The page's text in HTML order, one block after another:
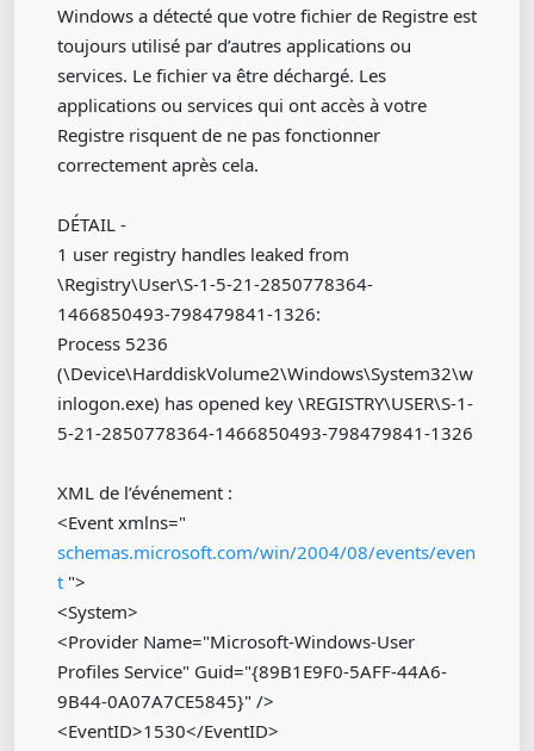
Windows a détecté que votre fichier de Registre est
toujours utilisé par d’autres applications ou
services. Le fichier va être déchargé. Les
applications ou services qui ont accès à votre
Registre risquent de ne pas fonctionner
correctement après cela.
DÉTAIL -
1 user registry handles leaked from
\Registry\User\S-1-5-21-2850778364-
1466850493-798479841-1326:
Process 5236
(\Device\HarddiskVolume2\Windows\System32\w
inlogon.exe) has opened key \REGISTRY\USER\S-1-
5-21-2850778364-1466850493-798479841-1326
XML de l’événement :
<Event xmlns="
schemas.microsoft.com/win/2004/08/events/even
t ">
<System>
<Provider Name="Microsoft-Windows-User
Profiles Service" Guid="{89B1E9F0-5AFF-44A6-
9B44-0A07A7CE5845}" />
<EventID>1530</EventID>